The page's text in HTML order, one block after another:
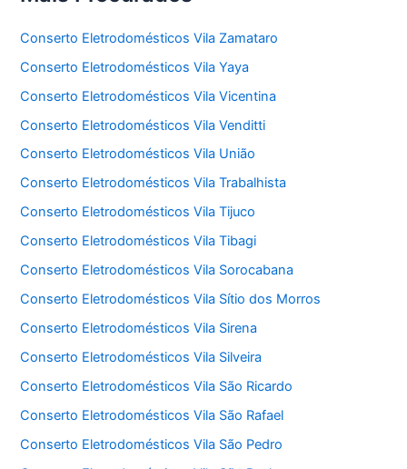
Conserto Eletrodomésticos Vila Zamataro
Conserto Eletrodomésticos Vila Yaya
Conserto Eletrodomésticos Vila Vicentina
Conserto Eletrodomésticos Vila Venditti
Conserto Eletrodomésticos Vila União
Conserto Eletrodomésticos Vila Trabalhista
Conserto Eletrodomésticos Vila Tijuco
Conserto Eletrodomésticos Vila Tibagi
Conserto Eletrodomésticos Vila Sorocabana
Conserto Eletrodomésticos Vila Sítio dos Morros
Conserto Eletrodomésticos Vila Sirena
Conserto Eletrodomésticos Vila Silveira
Conserto Eletrodomésticos Vila São Ricardo
Conserto Eletrodomésticos Vila São Rafael
Conserto Eletrodomésticos Vila São Pedro